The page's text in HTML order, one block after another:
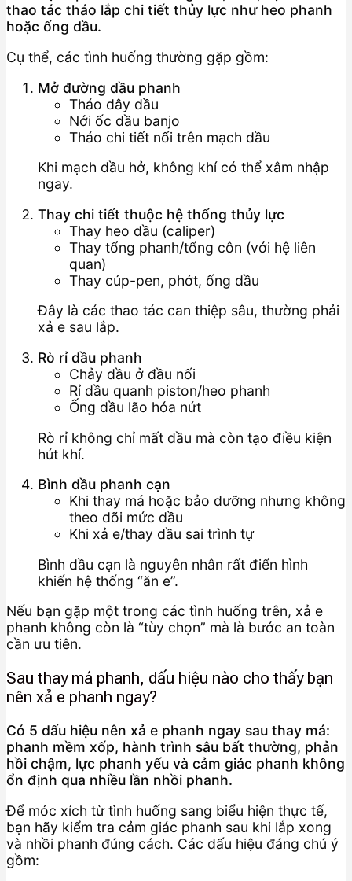
thao tác tháo lắp chi tiết thủy lực như heo phanh
hoặc ống dầu.
Cụ thể, các tình huống thường gặp gồm:
Mở đường dầu phanh
Tháo dây dầu
Nới ốc dầu banjo
Tháo chi tiết nối trên mạch dầu
Khi mạch dầu hở, không khí có thể xâm nhập
ngay.
Thay chi tiết thuộc hệ thống thủy lực
Thay heo dầu (caliper)
Thay tổng phanh/tổng côn (với hệ liên
quan)
Thay cúp-pen, phớt, ống dầu
Đây là các thao tác can thiệp sâu, thường phải
xả e sau lắp.
Rò rỉ dầu phanh
Chảy dầu ở đầu nối
Rỉ dầu quanh piston/heo phanh
Ống dầu lão hóa nứt
Rò rỉ không chỉ mất dầu mà còn tạo điều kiện
hút khí.
Bình dầu phanh cạn
Khi thay má hoặc bảo dưỡng nhưng không
theo dõi mức dầu
Khi xả e/thay dầu sai trình tự
Bình dầu cạn là nguyên nhân rất điển hình
khiến hệ thống “ăn e”.
Nếu bạn gặp một trong các tình huống trên, xả e
phanh không còn là “tùy chọn” mà là bước an toàn
cần ưu tiên.
Sau thay má phanh, dấu hiệu nào cho thấy bạn
nên xả e phanh ngay?
Có 5 dấu hiệu nên xả e phanh ngay sau thay má:
phanh mềm xốp, hành trình sâu bất thường, phản
hồi chậm, lực phanh yếu và cảm giác phanh không
ổn định qua nhiều lần nhồi phanh.
Để móc xích từ tình huống sang biểu hiện thực tế,
bạn hãy kiểm tra cảm giác phanh sau khi lắp xong
và nhồi phanh đúng cách. Các dấu hiệu đáng chú ý
gồm: